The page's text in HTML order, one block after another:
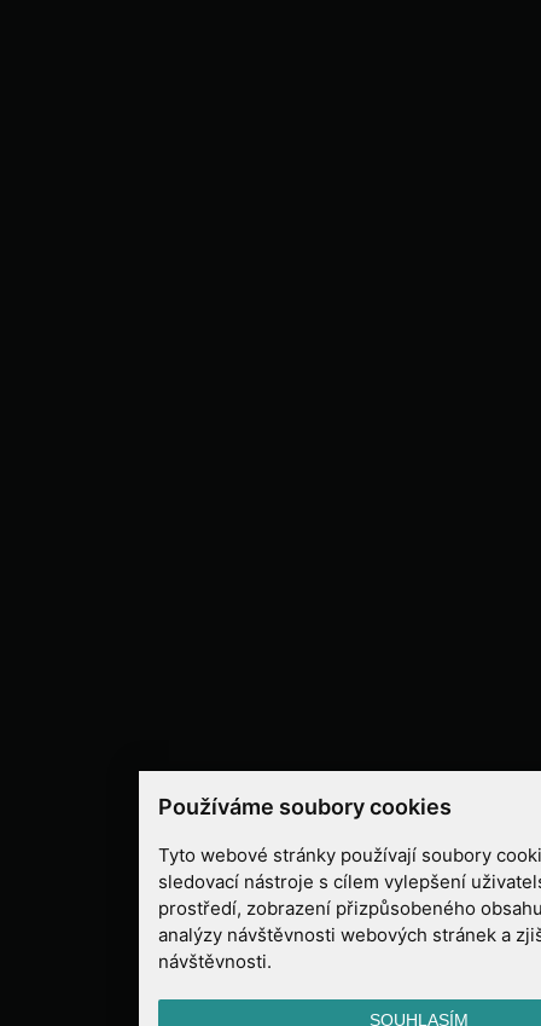
Používáme soubory cookies
Tyto webové stránky používají soubory
sledovací nástroje s cílem vylepšení
prostředí, zobrazení přizpůsobeného
analýzy návštěvnosti webových stránek a
návštěvnosti.
SOUHLASÍM